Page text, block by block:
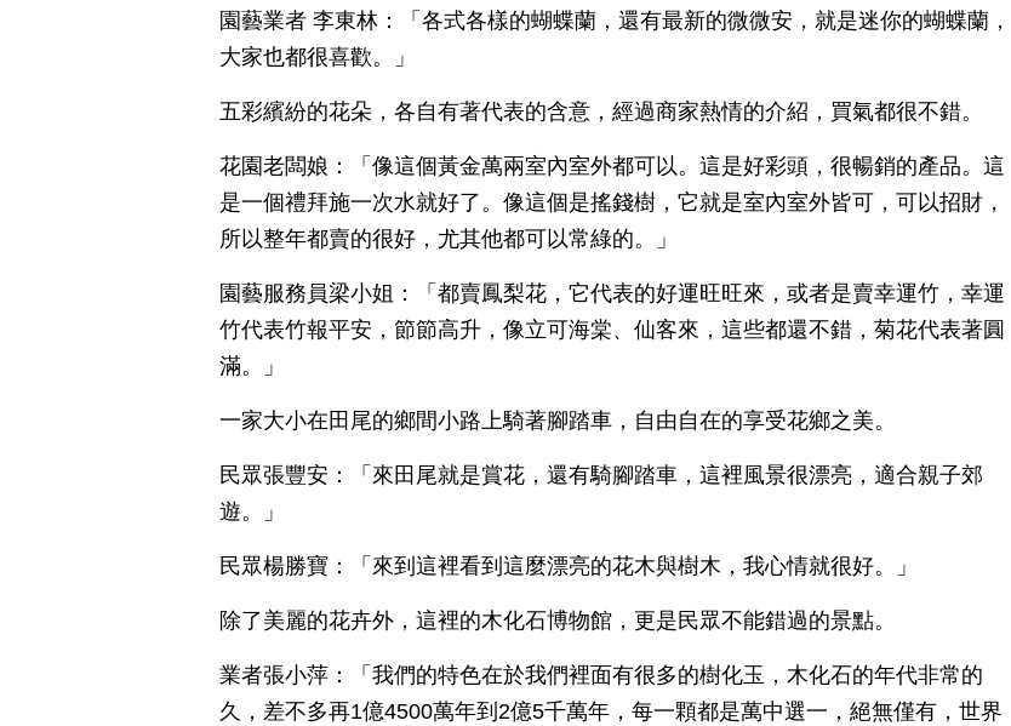
園藝業者 李東林：「各式各樣的蝴蝶蘭，還有最新的微微安，就是迷你的蝴蝶蘭，
大家也都很喜歡。」
五彩繽紛的花朵，各自有著代表的含意，經過商家熱情的介紹，買氣都很不錯。
花園老闆娘：「像這個黃金萬兩室內室外都可以。這是好彩頭，很暢銷的產品。這
是一個禮拜施一次水就好了。像這個是搖錢樹，它就是室內室外皆可，可以招財，
所以整年都賣的很好，尤其他都可以常綠的。」
園藝服務員梁小姐：「都賣鳳梨花，它代表的好運旺旺來，或者是賣幸運竹，幸運
竹代表竹報平安，節節高升，像立可海棠、仙客來，這些都還不錯，菊花代表著圓
滿。」
一家大小在田尾的鄉間小路上騎著腳踏車，自由自在的享受花鄉之美。
民眾張豐安：「來田尾就是賞花，還有騎腳踏車，這裡風景很漂亮，適合親子郊
遊。」
民眾楊勝寶：「來到這裡看到這麼漂亮的花木與樹木，我心情就很好。」
除了美麗的花卉外，這裡的木化石博物館，更是民眾不能錯過的景點。
業者張小萍：「我們的特色在於我們裡面有很多的樹化玉，木化石的年代非常的
久，差不多再1億4500萬年到2億5千萬年，每一顆都是萬中選一，絕無僅有，世界